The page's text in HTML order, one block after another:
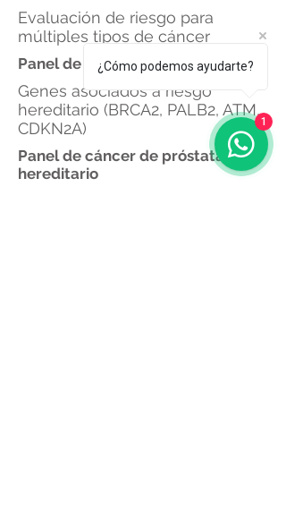
Evaluación de riesgo para
múltiples tipos de cáncer
Panel de cáncer de páncreas
Genes asociados a riesgo
hereditario (BRCA2, PALB2, ATM,
CDKN2A)
Panel de cáncer de próstata
hereditario
¿Cómo podemos ayudarte?
1